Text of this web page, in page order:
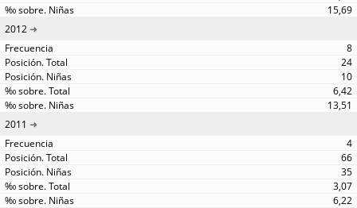
15,69
2012
8
24
10
6,42
13,51
2011
4
66
35
3,07
6,22